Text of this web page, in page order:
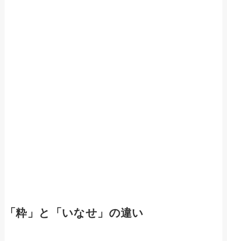
「粋」と「いなせ」の違い